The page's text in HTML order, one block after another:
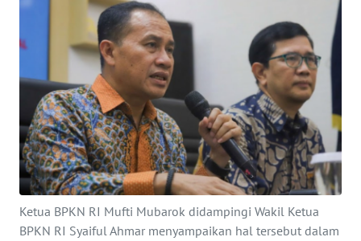
Ketua BPKN RI Mufti Mubarok didampingi Wakil Ketua
BPKN RI Syaiful Ahmar menyampaikan hal tersebut dalam
KESEHATAN
INTERNASIONAL
SERBA-SERBI
PENDIDIKAN
OLAHRAGA